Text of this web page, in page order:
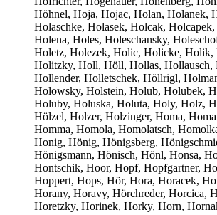
Höhnel, Hoja, Hojac, Holan, Holanek,
Holaschke, Holasek, Holcak,
Holena, Holes, Holeschansky,
Holetz, Holezek, Holic, Holicke, Holik,
Holitzky, Holl, Höll, Hollas, Hollausch,
Hollender, Holletschek, Höllrigl,
Holowsky, Holstein, Holub, Holubek,
Holuby, Holuska, Holuta, Holy, Holz,
Hölzel, Holzer, Holzinger, Homa,
Homma, Homola, Homolatsch,
Honig, Hönig, Hönigsberg,
Hönigsmann, Hönisch, Hönl, Honsa,
Hontschik, Hoor, Hopf, Hopfgartner,
Hoppert, Hops, Hör, Hora, Horacek,
Horany, Horavy, Hörchreder, Horcica,
Horetzky, Horinek, Horky, Horn,